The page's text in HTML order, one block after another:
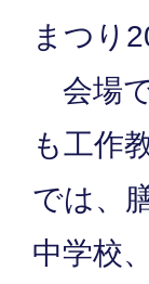
まつり
会場
も工作
では、
中学校